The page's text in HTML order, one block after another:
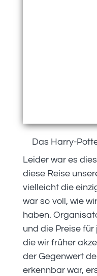
Das Harry-
Leider war es
diese Reise
vielleicht die
war so voll, wie
haben.
und die Preise
die wir früher
der Gegenwert
erkennbar war,